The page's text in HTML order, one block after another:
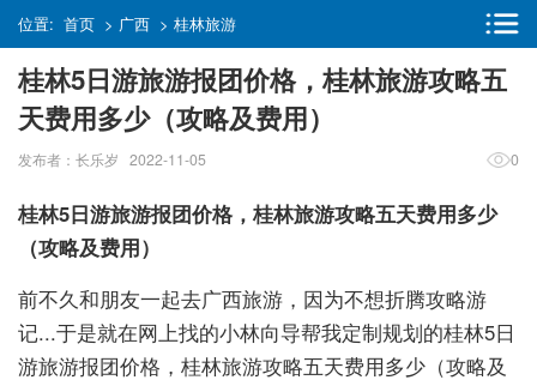
位置: 首页 > 广西 > 桂林旅游
桂林5日游旅游报团价格，桂林旅游攻略五
天费用多少（攻略及费用）
发布者：长乐岁 2022-11-05 0
桂林5日游旅游报团价格，桂林旅游攻略五天费用多少
（攻略及费用）
前不久和朋友一起去广西旅游，因为不想折腾攻略游
记...于是就在网上找的小林向导帮我定制规划的桂林5日
游旅游报团价格，桂林旅游攻略五天费用多少（攻略及